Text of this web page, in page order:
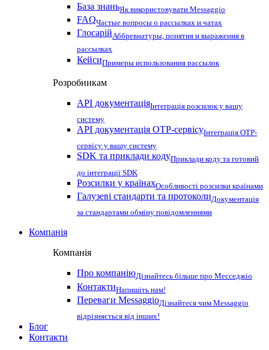
База знаньЯк використовувати Messaggio
FAQЧастые вопросы о рассылках и чатах
ГлосарійАббревиатуры, понятия и выражения в
рассылках
КейсиПримеры использования рассылок
Розробникам
API документаціяІнтеграція розсилок у вашу
систему
API документація OTP-сервісуІнтеграція OTP-
сервісу у вашу систему
SDK та приклади кодуПриклади коду та готовий
до інтеграції SDK
Розсилки у країнахОсобливості розсилки країнами
Галузеві стандарти та протоколиДокументація
за стандартами обміну повідомленнями
Компанія
Компанія
Про компаніюДізнайтесь більше про Месседжіо
КонтактиНапишіть нам!
Переваги MessaggioДізнайтеся чим Messaggio
відрізняється від інших!
Блог
Контакти